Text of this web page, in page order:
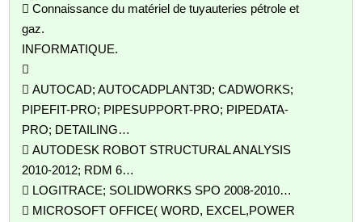
 Connaissance du matériel de tuyauteries pétrole et
gaz.
INFORMATIQUE.

 AUTOCAD; AUTOCADPLANT3D; CADWORKS;
PIPEFIT-PRO; PIPESUPPORT-PRO; PIPEDATA-
PRO; DETAILING…
 AUTODESK ROBOT STRUCTURAL ANALYSIS
2010-2012; RDM 6…
 LOGITRACE; SOLIDWORKS SPO 2008-2010…
 MICROSOFT OFFICE( WORD, EXCEL,POWER